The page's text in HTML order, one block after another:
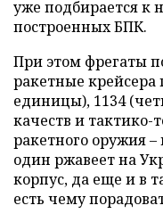
уже подбирается к
построенных БПК.
При этом фрегаты
ракетные крейсера
единицы), 1134
качеств и тактико-
ракетного оружия
один ржавеет на
корпус, да еще и в
есть чему